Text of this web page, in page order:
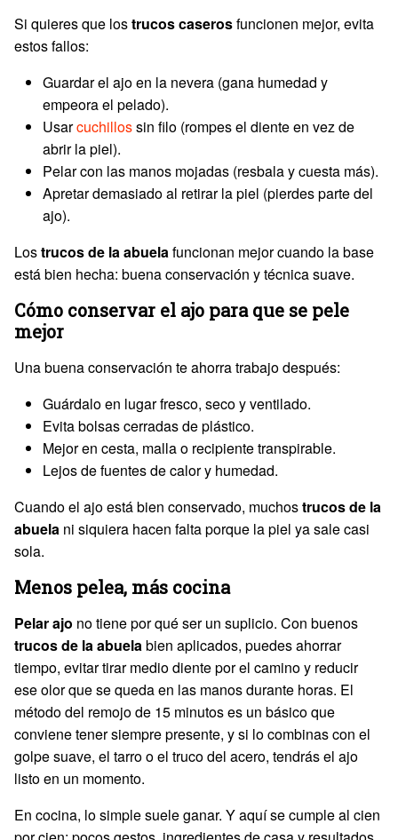
Si quieres que lostrucos caserosfuncionen mejor, evita
estos fallos:
Guardar el ajo en la nevera (gana humedad y
empeora el pelado).
Usarcuchillossin filo (rompes el diente en vez de
abrir la piel).
Pelar con las manos mojadas (resbala y cuesta más).
Apretar demasiado al retirar la piel (pierdes parte del
ajo).
Lostrucos de la abuelafuncionan mejor cuando la base
está bien hecha: buena conservación y técnica suave.
Cómo conservar el ajo para que se pele
mejor
Una buena conservación te ahorra trabajo después:
Guárdalo en lugar fresco, seco y ventilado.
Evita bolsas cerradas de plástico.
Mejor en cesta, malla o recipiente transpirable.
Lejos de fuentes de calor y humedad.
Cuando el ajo está bien conservado, muchostrucos de la
abuela ni siquiera hacen falta porque la piel ya sale casi
sola.
Menos pelea, más cocina
Pelar ajo no tiene por qué ser un suplicio. Con buenos
trucos de la abuelabien aplicados, puedes ahorrar
tiempo, evitar tirar medio diente por el camino y reducir
ese olor que se queda en las manos durante horas. El
método del remojo de 15 minutos es un básico que
conviene tener siempre presente, y si lo combinas con el
golpe suave, el tarro o el truco del acero, tendrás el ajo
listo en un momento.
En cocina, lo simple suele ganar. Y aquí se cumple al cien